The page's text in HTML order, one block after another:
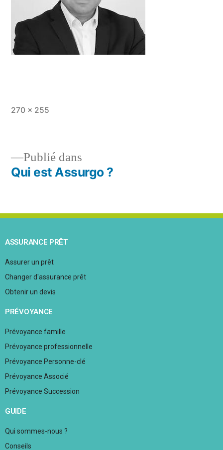
270 × 255
Publié dans
Qui est Assurgo ?
ASSURANCE PRÊT
Assurer un prêt
Changer d'assurance prêt
Obtenir un devis
PRÉVOYANCE
Prévoyance famille
Prévoyance professionnelle
Prévoyance Personne-clé
Prévoyance Associé
Prévoyance Succession
GUIDE
Qui sommes-nous ?
Conseils